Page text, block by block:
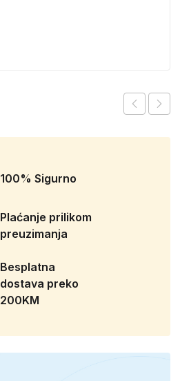
100% Sigurno
Plaćanje prilikom
preuzimanja
Besplatna
dostava preko
200KM